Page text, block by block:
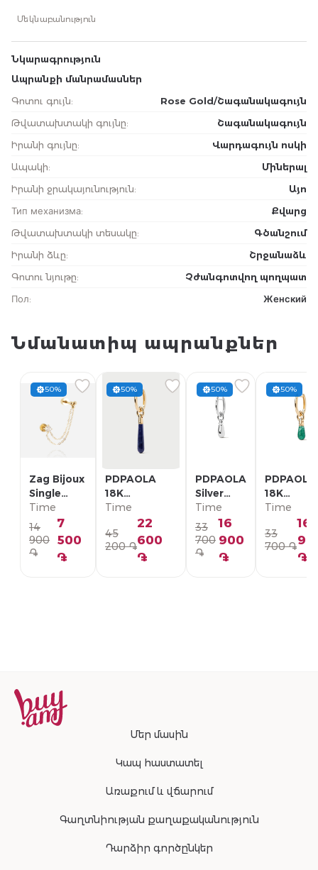
Մեկնաբանություն
Նկարագրություն
Ապրանքի մանրամասներ
Գոտու գույն:
Rose Gold/Շագանակագույն
Թվատախտակի գույնը:
Շագանակագույն
Իրանի գույնը:
Վարդագույն ոսկի
Ապակի:
Միներալ
Իրանի ջրակայունություն:
Այո
Тип механизма:
Քվարց
Թվատախտակի տեսակը:
Գծանշում
Իրանի ձևը:
Շրջանաձև
Գոտու նյութը:
Չժանգոտվող պողպատ
Пол: Женский
Նմանատիպ ապրանքներ
50%
Zag Bijoux
Single
Earring/
SLA22993-
01WHT
Time
14
900
֏
7
500
֏
50%
PDPAOLA
18K
Позолоченная
Серебряная
Моно-серьга/
PG01-336-U
Time
45
200 ֏
22
600
֏
50%
PDPAOLA
Silver
Single
Earring/
PG02-
092-U
Time
33
700
֏
16
900
֏
50%
PDPAOLA
18K
Моно-
PG01-
Time
33
700 ֏
16
֏
Մեր մասին
Կապ հաստատել
Առաքում և վճարում
Գաղտնիության քաղաքականություն
Դարձիր գործընկեր